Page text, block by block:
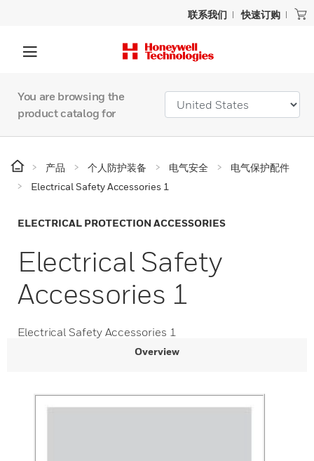
联系我们 快速订购
You are browsing the
product catalog for
产品 个人防护装备 电气安全
电气保护配件
Electrical Safety Accessories 1
ELECTRICAL PROTECTION ACCESSORIES
Electrical Safety
Accessories 1
Electrical Safety Accessories 1
Overview